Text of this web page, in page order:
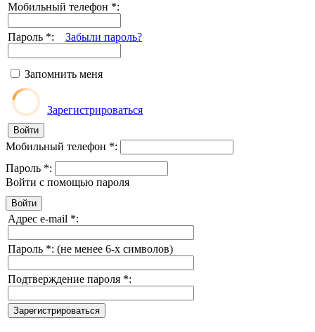
Мобильный телефон *:
Пароль *: Забыли пароль?
Запомнить меня
Зарегистрироваться
Мобильный телефон *:
Пароль *:
Войти с помощью пароля
Адрес e-mail *:
Пароль *: (не менее 6-х символов)
Подтверждение пароля *: